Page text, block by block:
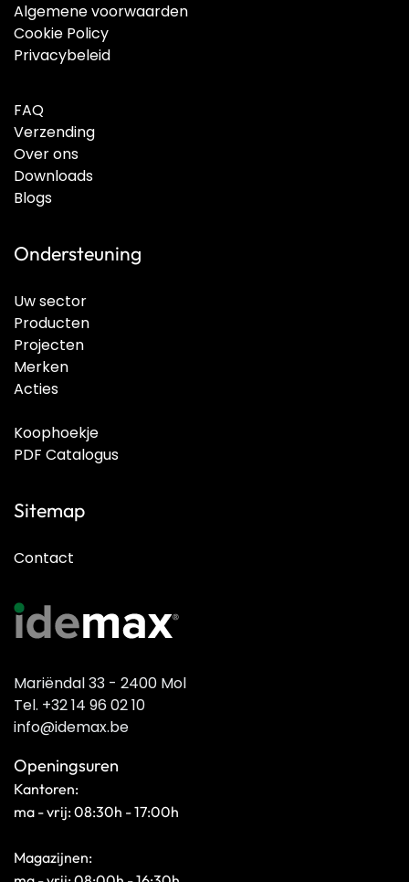
Algemene voorwaarden
Cookie Policy
Privacybeleid
FAQ
Verzending
Over ons
Downloads
Blogs
Ondersteuning
Uw sector
Producten
Projecten
Merken
Acties
Koophoekje
PDF Catalogus
Sitemap
Contact
Mariëndal 33 - 2400 Mol
Tel. +32 14 96 02 10
info@idemax.be
Openingsuren
Kantoren:
ma - vrij: 08:30h - 17:00h
Magazijnen: